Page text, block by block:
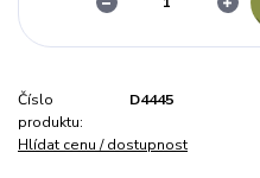
Číslo
produktu:
D4445
Hlídat cenu / dostupnost